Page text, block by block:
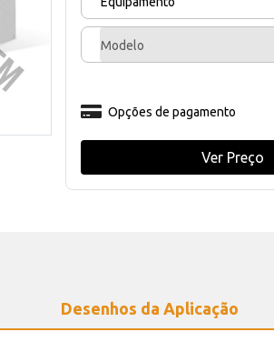
Modelo
Opções de pagamento
Ver Preço
Desenhos da Aplicação